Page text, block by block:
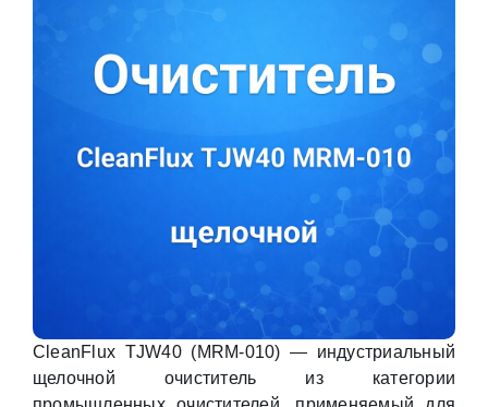
CleanFlux TJW40 (MRM-010) — индустриальный
щелочной очиститель из категории